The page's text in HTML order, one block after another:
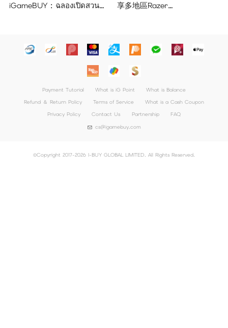
iGameBUY : ฉลองเปิดสวน
享多地區Razer
Payment Tutorial What is iG Point
What is Balance
Refund ＆ Return Policy
Terms of Service
What is a Cash Coupon
Privacy Policy
Contact Us Partnership
FAQ
cs@igamebuy.com
©Copyright 2017-2026 I-BUY GLOBAL LIMITED. All Rights Reserved.